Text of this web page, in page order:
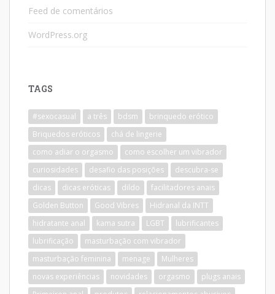
Feed de comentários
WordPress.org
TAGS
#sexocasual a três bdsm
brinquedo erótico
Briquedos eróticos
chá de lingerie
como adiar o orgasmo
como escolher um vibrador
curiosidades
desafio das posições
descubra-se
dicas
dicas eróticas dildo
facilitadores anais
Golden Button
Good Vibres
Hidranal da INTT
hidratante anal
kama sutra LGBT
lubrificantes
lubrificação
masturbação com vibrador
masturbação feminina
menage
Mulheres
novas experiências
novidades orgasmo
plugs anais